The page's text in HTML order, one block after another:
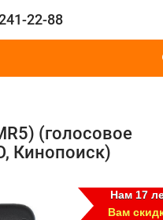
22-88
(голосовое
Кинопоиск)
Нам 17
Вам